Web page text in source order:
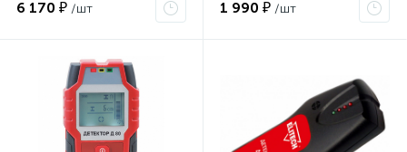
6 170 ₽ /шт 1 990 ₽ /шт